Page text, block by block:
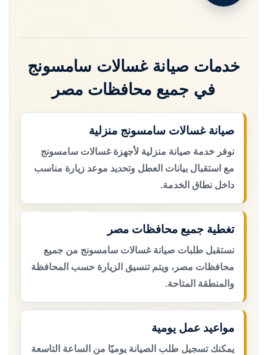
خدمات صيانة غسالات سامسونج
في جميع محافظات مصر
صيانة غسالات سامسونج منزلية
نوفر خدمة صيانة منزلية لأجهزة غسالات سامسونج
مع استقبال بيانات العطل وتحديد موعد زيارة مناسب
داخل نطاق الخدمة.
تغطية جميع محافظات مصر
نستقبل طلبات صيانة غسالات سامسونج من جميع
محافظات مصر، ويتم تنسيق الزيارة حسب المحافظة
والمنطقة المتاحة.
مواعيد عمل يومية
يمكنك تسجيل طلب الصيانة يوميًا من الساعة التاسعة